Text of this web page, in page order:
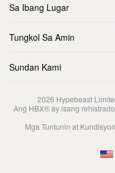
Sa Ibang Lugar
Tungkol Sa Amin
Sundan Kami
2026 Hypebeast
Ang HBX® ay isang
Mga Tuntunin at Kundisyon